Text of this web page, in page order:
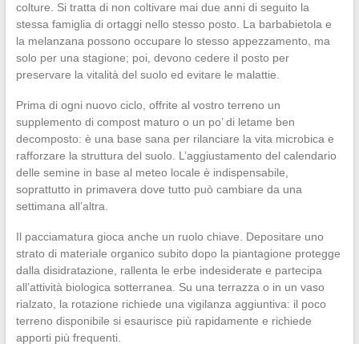
colture. Si tratta di non coltivare mai due anni di seguito la
stessa famiglia di ortaggi nello stesso posto. La barbabietola e
la melanzana possono occupare lo stesso appezzamento, ma
solo per una stagione; poi, devono cedere il posto per
preservare la vitalità del suolo ed evitare le malattie.
Prima di ogni nuovo ciclo, offrite al vostro terreno un
supplemento di compost maturo o un po’ di letame ben
decomposto: è una base sana per rilanciare la vita microbica e
rafforzare la struttura del suolo. L’aggiustamento del calendario
delle semine in base al meteo locale è indispensabile,
soprattutto in primavera dove tutto può cambiare da una
settimana all’altra.
Il pacciamatura gioca anche un ruolo chiave. Depositare uno
strato di materiale organico subito dopo la piantagione protegge
dalla disidratazione, rallenta le erbe indesiderate e partecipa
all’attività biologica sotterranea. Su una terrazza o in un vaso
rialzato, la rotazione richiede una vigilanza aggiuntiva: il poco
terreno disponibile si esaurisce più rapidamente e richiede
apporti più frequenti.